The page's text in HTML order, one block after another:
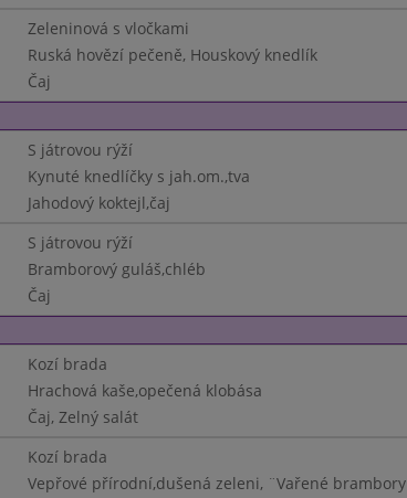
Zeleninová s vločkami
Ruská hovězí pečeně, Houskový knedlík
Čaj
S játrovou rýží
Kynuté knedlíčky s jah.om.,tva
Jahodový koktejl,čaj
S játrovou rýží
Bramborový guláš,chléb
Čaj
Kozí brada
Hrachová kaše,opečená klobása
Čaj, Zelný salát
Kozí brada
Vepřové přírodní,dušená zeleni, ¨Vařené brambory